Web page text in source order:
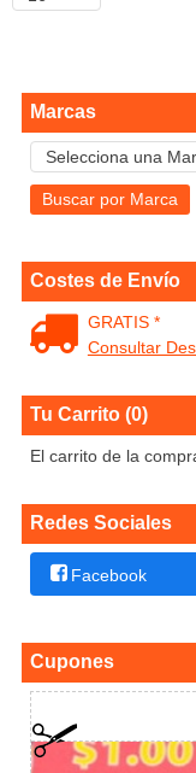
Marcas
Costes de Envío
GRATIS *
Consultar
Tu Carrito (0)
El carrito de la
Redes Sociales
Facebook
Cupones